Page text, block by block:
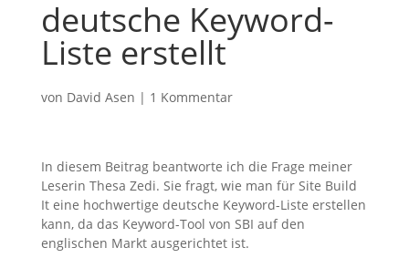
deutsche Keyword-
Liste erstellt
von David Asen | 1 Kommentar
In diesem Beitrag beantworte ich die Frage meiner
Leserin Thesa Zedi. Sie fragt, wie man für Site Build
It eine hochwertige deutsche Keyword-Liste erstellen
kann, da das Keyword-Tool von SBI auf den
englischen Markt ausgerichtet ist.